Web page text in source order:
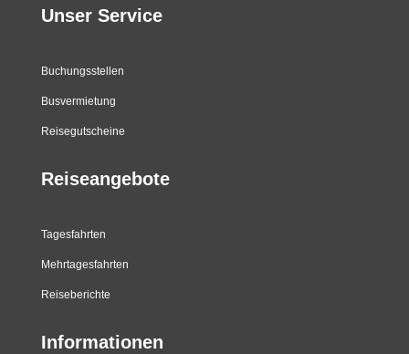
Unser Service
Buchungsstellen
Busvermietung
Reisegutscheine
Reiseangebote
Tagesfahrten
Mehrtagesfahrten
Reiseberichte
Informationen